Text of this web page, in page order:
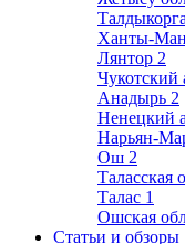
Ханты-
Лянтор 2
Чукотский
Анадырь 2
Ненецкий
Нарьян-
Ош 2
Таласская
Талас 1
Ошская
Статьи и обзоры